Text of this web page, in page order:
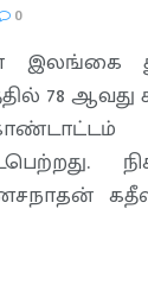
0
இலங்கை
78 ஆவது